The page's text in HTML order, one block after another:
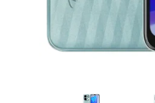
Подробнее
об оплате Плайтом